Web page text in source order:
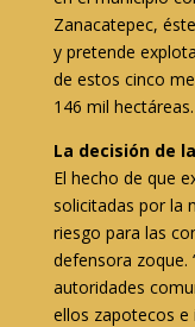
Zanacatepec,
y pretende
de estos cinco
146 mil hectáreas.
La decisión de
El hecho de que
solicitadas por la
riesgo para las
defensora zoque.
autoridades
ellos zapotecos e